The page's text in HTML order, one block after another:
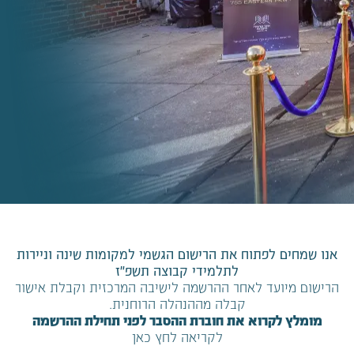
אנו שמחים לפתוח את הרישום הגשמי למקומות שינה וניירות
לתלמידי קבוצה תשפ"ז
הרישום מיועד לאחר ההרשמה לישיבה המרכזית וקבלת אישור
קבלה מההנהלה הרוחנית.
מומלץ לקרוא את חוברת ההסבר לפני תחילת ההרשמה
לקריאה לחץ כאן